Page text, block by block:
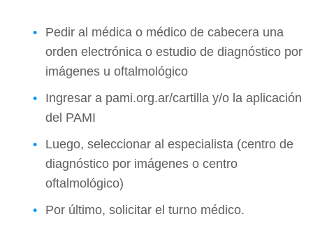
Pedir al médica o médico de cabecera una
orden electrónica o estudio de diagnóstico por
imágenes u oftalmológico
Ingresar a pami.org.ar/cartilla y/o la aplicación
del PAMI
Luego, seleccionar al especialista (centro de
diagnóstico por imágenes o centro
oftalmológico)
Por último, solicitar el turno médico.